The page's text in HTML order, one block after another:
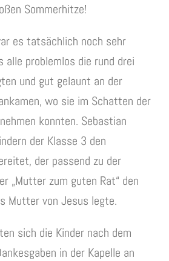
Sommerhitze!
es tatsächlich noch sehr
alle problemlos die rund drei
und gut gelaunt an der
wo sie im Schatten der
konnten. Sebastian
der Klasse 3 den
der passend zu der
„Mutter zum guten Rat“ den
Mutter von Jesus legte.
sich die Kinder nach dem
in der Kapelle an